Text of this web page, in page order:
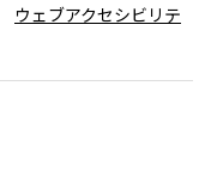
ウェブアクセシビリテ